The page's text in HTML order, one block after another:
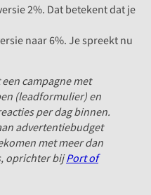
2%. Dat betekent dat je
naar 6%. Je spreekt nu
campagne met
(leadformulier) en
per dag binnen.
advertentiebudget
met meer dan
oprichter bijPort of